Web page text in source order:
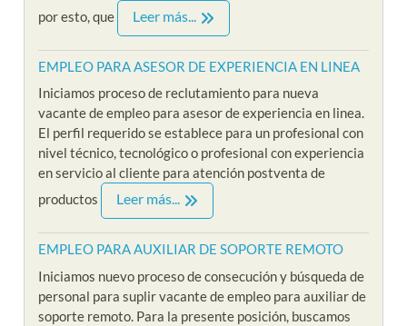
por esto, que
Leer más...
EMPLEO PARA ASESOR DE EXPERIENCIA EN LINEA
Iniciamos proceso de reclutamiento para nueva
vacante de empleo para asesor de experiencia en linea.
El perfil requerido se establece para un profesional con
nivel técnico, tecnológico o profesional con experiencia
en servicio al cliente para atención postventa de
productos
Leer más...
EMPLEO PARA AUXILIAR DE SOPORTE REMOTO
Iniciamos nuevo proceso de consecución y búsqueda de
personal para suplir vacante de empleo para auxiliar de
soporte remoto. Para la presente posición, buscamos